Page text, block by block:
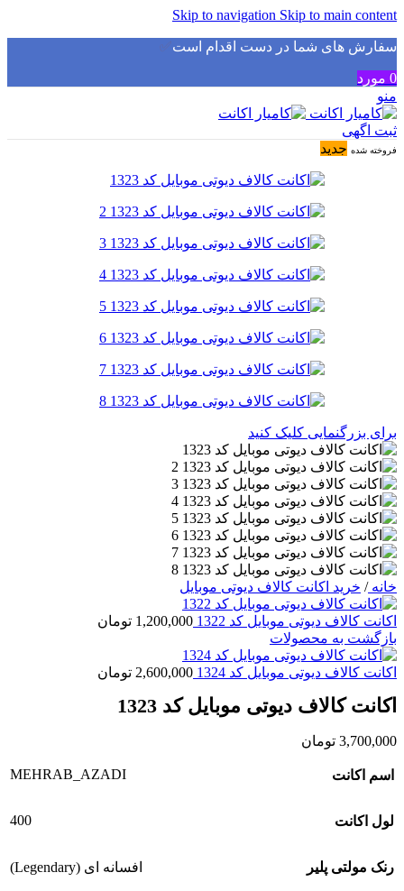
Skip to navigation Skip to main content
سفارش های شما در دست اقدام است✅
0 مورد
منو
ثبت اگهی
فروخته شده جدید
برای بزرگنمایی کلیک کنید
خانه/ خرید اکانت کالاف دیوتی موبایل
اکانت کالاف دیوتی موبایل کد 1322 1,200,000 تومان
بازگشت به محصولات
اکانت کالاف دیوتی موبایل کد 1324 2,600,000 تومان
اکانت کالاف دیوتی موبایل کد 1323
3,700,000 تومان
اسم اکانت MEHRAB_AZADI
لول اکانت 400
رنک مولتی پلیر افسانه ای (Legendary)